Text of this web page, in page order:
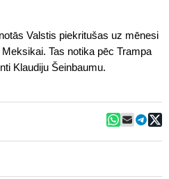
Valstis piekritušas uz mēnesi
Tas notika pēc Trampa
Klaudiju Šeinbaumu.